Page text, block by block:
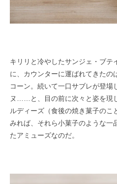
キリリと冷やしたサンジェ・ブテ
に、カウンターに運ばれてきたの
コーン。続いて一口サブレが登場
ヌ……と、目の前に次々と姿を現
ルディーズ（食後の焼き菓子のこ
みれば、それら小菓子のような一
たアミューズなのだ。